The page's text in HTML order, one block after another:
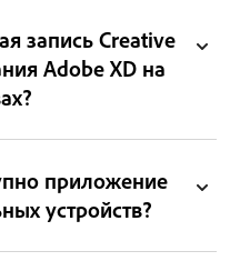
запись Creative
Adobe XD на
приложение
устройств?